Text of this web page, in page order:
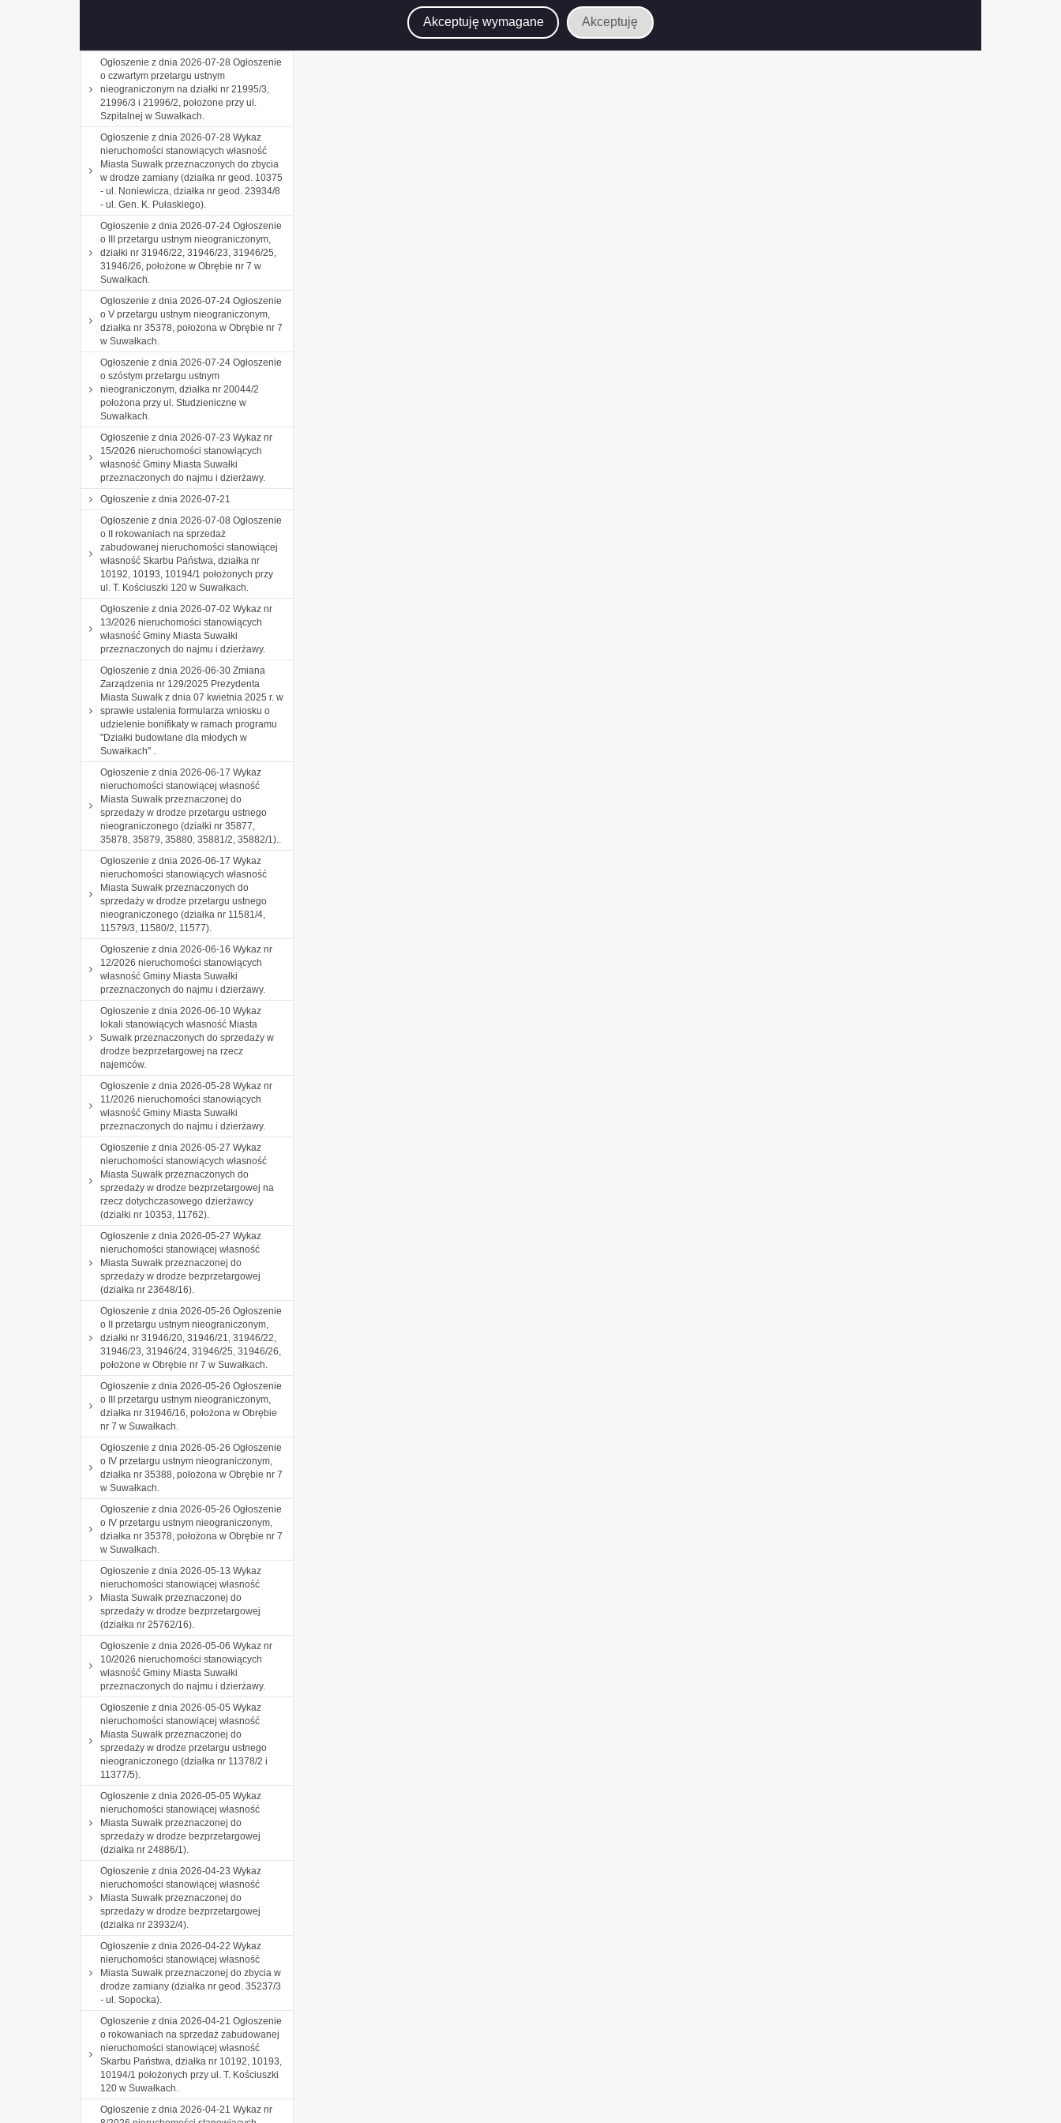
Akceptuję wymagane Akceptuję
Ogłoszenie z dnia 2026-07-28 Ogłoszenie
o czwartym przetargu ustnym
nieograniczonym na działki nr 21995/3,
21996/3 i 21996/2, położone przy ul.
Szpitalnej w Suwałkach.
Ogłoszenie z dnia 2026-07-28 Wykaz
nieruchomości stanowiących własność
Miasta Suwałk przeznaczonych do zbycia
w drodze zamiany (działka nr geod. 10375
- ul. Noniewicza, działka nr geod. 23934/8
- ul. Gen. K. Pułaskiego).
Ogłoszenie z dnia 2026-07-24 Ogłoszenie
o III przetargu ustnym nieograniczonym,
działki nr 31946/22, 31946/23, 31946/25,
31946/26, położone w Obrębie nr 7 w
Suwałkach.
Ogłoszenie z dnia 2026-07-24 Ogłoszenie
o V przetargu ustnym nieograniczonym,
działka nr 35378, położona w Obrębie nr 7
w Suwałkach.
Ogłoszenie z dnia 2026-07-24 Ogłoszenie
o szóstym przetargu ustnym
nieograniczonym, działka nr 20044/2
położona przy ul. Studzieniczne w
Suwałkach.
Ogłoszenie z dnia 2026-07-23 Wykaz nr
15/2026 nieruchomości stanowiących
własność Gminy Miasta Suwałki
przeznaczonych do najmu i dzierżawy.
Ogłoszenie z dnia 2026-07-21
Ogłoszenie z dnia 2026-07-08 Ogłoszenie
o II rokowaniach na sprzedaż
zabudowanej nieruchomości stanowiącej
własność Skarbu Państwa, działka nr
10192, 10193, 10194/1 położonych przy
ul. T. Kościuszki 120 w Suwałkach.
Ogłoszenie z dnia 2026-07-02 Wykaz nr
13/2026 nieruchomości stanowiących
własność Gminy Miasta Suwałki
przeznaczonych do najmu i dzierżawy.
Ogłoszenie z dnia 2026-06-30 Zmiana
Zarządzenia nr 129/2025 Prezydenta
Miasta Suwałk z dnia 07 kwietnia 2025 r. w
sprawie ustalenia formularza wniosku o
udzielenie bonifikaty w ramach programu
"Działki budowlane dla młodych w
Suwałkach" .
Ogłoszenie z dnia 2026-06-17 Wykaz
nieruchomości stanowiącej własność
Miasta Suwałk przeznaczonej do
sprzedaży w drodze przetargu ustnego
nieograniczonego (działki nr 35877,
35878, 35879, 35880, 35881/2, 35882/1)..
Ogłoszenie z dnia 2026-06-17 Wykaz
nieruchomości stanowiących własność
Miasta Suwałk przeznaczonych do
sprzedaży w drodze przetargu ustnego
nieograniczonego (działka nr 11581/4,
11579/3, 11580/2, 11577).
Ogłoszenie z dnia 2026-06-16 Wykaz nr
12/2026 nieruchomości stanowiących
własność Gminy Miasta Suwałki
przeznaczonych do najmu i dzierżawy.
Ogłoszenie z dnia 2026-06-10 Wykaz
lokali stanowiących własność Miasta
Suwałk przeznaczonych do sprzedaży w
drodze bezprzetargowej na rzecz
najemców.
Ogłoszenie z dnia 2026-05-28 Wykaz nr
11/2026 nieruchomości stanowiących
własność Gminy Miasta Suwałki
przeznaczonych do najmu i dzierżawy.
Ogłoszenie z dnia 2026-05-27 Wykaz
nieruchomości stanowiących własność
Miasta Suwałk przeznaczonych do
sprzedaży w drodze bezprzetargowej na
rzecz dotychczasowego dzierżawcy
(działki nr 10353, 11762).
Ogłoszenie z dnia 2026-05-27 Wykaz
nieruchomości stanowiącej własność
Miasta Suwałk przeznaczonej do
sprzedaży w drodze bezprzetargowej
(działka nr 23648/16).
Ogłoszenie z dnia 2026-05-26 Ogłoszenie
o II przetargu ustnym nieograniczonym,
działki nr 31946/20, 31946/21, 31946/22,
31946/23, 31946/24, 31946/25, 31946/26,
położone w Obrębie nr 7 w Suwałkach.
Ogłoszenie z dnia 2026-05-26 Ogłoszenie
o III przetargu ustnym nieograniczonym,
działka nr 31946/16, położona w Obrębie
nr 7 w Suwałkach.
Ogłoszenie z dnia 2026-05-26 Ogłoszenie
o IV przetargu ustnym nieograniczonym,
działka nr 35388, położona w Obrębie nr 7
w Suwałkach.
Ogłoszenie z dnia 2026-05-26 Ogłoszenie
o IV przetargu ustnym nieograniczonym,
działka nr 35378, położona w Obrębie nr 7
w Suwałkach.
Ogłoszenie z dnia 2026-05-13 Wykaz
nieruchomości stanowiącej własność
Miasta Suwałk przeznaczonej do
sprzedaży w drodze bezprzetargowej
(działka nr 25762/16).
Ogłoszenie z dnia 2026-05-06 Wykaz nr
10/2026 nieruchomości stanowiących
własność Gminy Miasta Suwałki
przeznaczonych do najmu i dzierżawy.
Ogłoszenie z dnia 2026-05-05 Wykaz
nieruchomości stanowiącej własność
Miasta Suwałk przeznaczonej do
sprzedaży w drodze przetargu ustnego
nieograniczonego (działka nr 11378/2 i
11377/5).
Ogłoszenie z dnia 2026-05-05 Wykaz
nieruchomości stanowiącej własność
Miasta Suwałk przeznaczonej do
sprzedaży w drodze bezprzetargowej
(działka nr 24886/1).
Ogłoszenie z dnia 2026-04-23 Wykaz
nieruchomości stanowiącej własność
Miasta Suwałk przeznaczonej do
sprzedaży w drodze bezprzetargowej
(działka nr 23932/4).
Ogłoszenie z dnia 2026-04-22 Wykaz
nieruchomości stanowiącej własność
Miasta Suwałk przeznaczonej do zbycia w
drodze zamiany (działka nr geod. 35237/3
- ul. Sopocka).
Ogłoszenie z dnia 2026-04-21 Ogłoszenie
o rokowaniach na sprzedaż zabudowanej
nieruchomości stanowiącej własność
Skarbu Państwa, działka nr 10192, 10193,
10194/1 położonych przy ul. T. Kościuszki
120 w Suwałkach.
Ogłoszenie z dnia 2026-04-21 Wykaz nr